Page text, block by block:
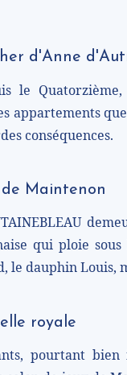
d'Anne
le
appartements
conséquences.
Maintenon
qui ploie
le dauphin Louis,
royale
pourtant